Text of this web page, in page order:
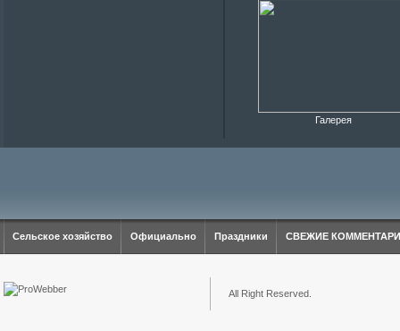
Галерея
Сельское хозяйство Официально Праздники СВЕЖИЕ
All Right Reserved.